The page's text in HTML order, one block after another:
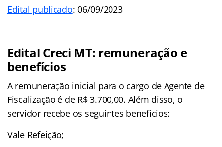
Edital publicado: 06/09/2023
Edital Creci MT: remuneração e
benefícios
A remuneração inicial para o cargo de Agente de
Fiscalização é de R$ 3.700,00. Além disso, o
servidor recebe os seguintes benefícios:
Vale Refeição;